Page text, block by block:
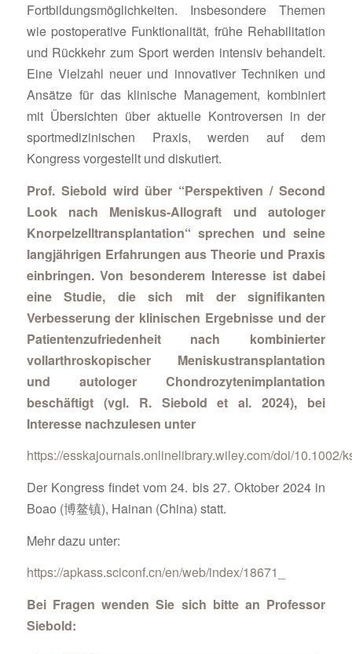
Fortbildungsmöglichkeiten. Insbesondere Themen
wie postoperative Funktionalität, frühe Rehabilitation
und Rückkehr zum Sport werden intensiv behandelt.
Eine Vielzahl neuer und innovativer Techniken und
Ansätze für das klinische Management, kombiniert
mit Übersichten über aktuelle Kontroversen in der
sportmedizinischen Praxis, werden auf dem
Kongress vorgestellt und diskutiert.
Prof. Siebold wird über “Perspektiven / Second
Look nach Meniskus-Allograft und autologer
Knorpelzelltransplantation“ sprechen und seine
langjährigen Erfahrungen aus Theorie und Praxis
einbringen. Von besonderem Interesse ist dabei
eine Studie, die sich mit der signifikanten
Verbesserung der klinischen Ergebnisse und der
Patientenzufriedenheit nach kombinierter
vollarthroskopischer Meniskustransplantation
und autologer Chondrozytenimplantation
beschäftigt (vgl. R. Siebold et al. 2024), bei
Interesse nachzulesen unter
https://esskajournals.onlinelibrary.wiley.com/doi/10.1002/
Der Kongress findet vom 24. bis 27. Oktober 2024 in
Boao (博鳌镇), Hainan (China) statt.
Mehr dazu unter:
https://apkass.sciconf.cn/en/web/index/18671_
Bei Fragen wenden Sie sich bitte an Professor
Siebold: